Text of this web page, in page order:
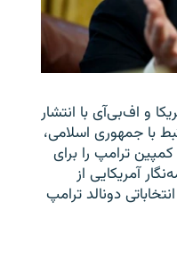
و اف‌بی‌آی با انتشار
با جمهوری اسلامی،
ترامپ را برای
آمریکایی از
دونالد ترامپ